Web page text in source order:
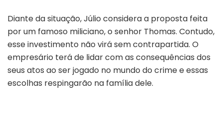
Diante da situação, Júlio considera a proposta feita
por um famoso miliciano, o senhor Thomas. Contudo,
esse investimento não virá sem contrapartida. O
empresário terá de lidar com as consequências dos
seus atos ao ser jogado no mundo do crime e essas
escolhas respingarão na família dele.